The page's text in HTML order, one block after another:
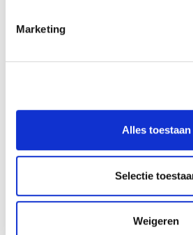
Marketing
Alles toestaan
Selectie
Weigeren